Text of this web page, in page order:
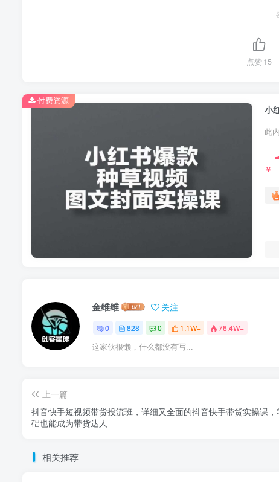
点赞15
小
此
￥
付费资源
金维维 关注
0 828 0 1.1W+ 76.4W+
这家伙很懒，什么都没有写...
上一篇
抖音快手短视频带货投流班，详细又全面的抖音快手带货实操课，
础也能成为带货达人
相关推荐